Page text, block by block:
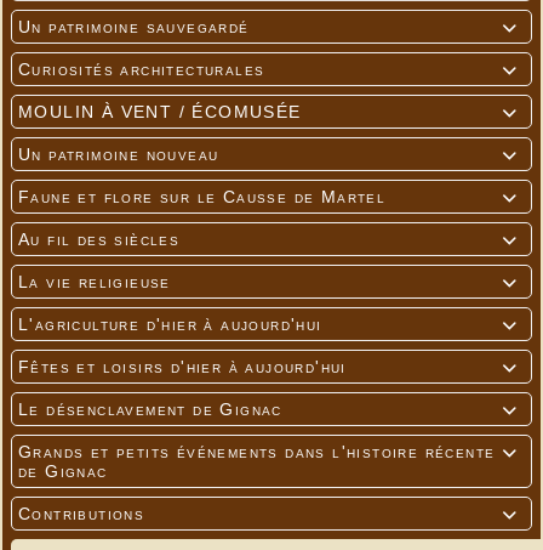

Un patrimoine sauvegardé

Curiosités architecturales

MOULIN À VENT / ÉCOMUSÉE

Un patrimoine nouveau

Faune et flore sur le Causse de Martel

Au fil des siècles

La vie religieuse

L'agriculture d'hier à aujourd'hui

Fêtes et loisirs d'hier à aujourd'hui

Le désenclavement de Gignac

Grands et petits événements dans l'histoire récente
de Gignac

Contributions